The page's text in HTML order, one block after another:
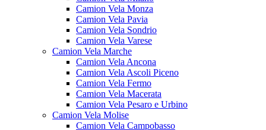
Camion Vela Monza
Camion Vela Pavia
Camion Vela Sondrio
Camion Vela Varese
Camion Vela Marche
Camion Vela Ancona
Camion Vela Ascoli Piceno
Camion Vela Fermo
Camion Vela Macerata
Camion Vela Pesaro e Urbino
Camion Vela Molise
Camion Vela Campobasso